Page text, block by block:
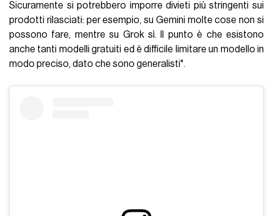
Sicuramente si potrebbero imporre divieti più stringenti sui
prodotti rilasciati: per esempio, su Gemini molte cose non si
possono fare, mentre su Grok sì. Il punto è che esistono
anche tanti modelli gratuiti ed è difficile limitare un modello in
modo preciso, dato che sono generalisti".